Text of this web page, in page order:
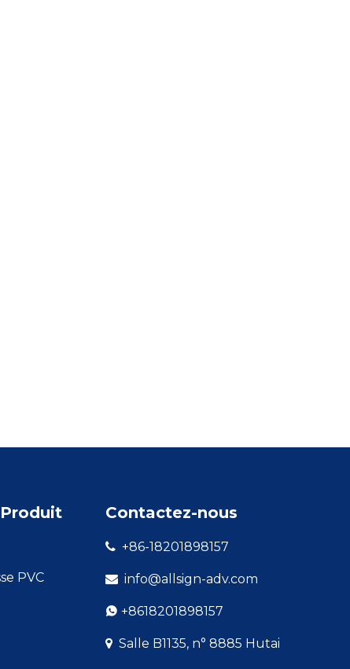
PVC
Contactez-nous
+86-18201898157
 info@allsign-adv.com
+8618201898157
Salle B1135, n° 8885 Hutai